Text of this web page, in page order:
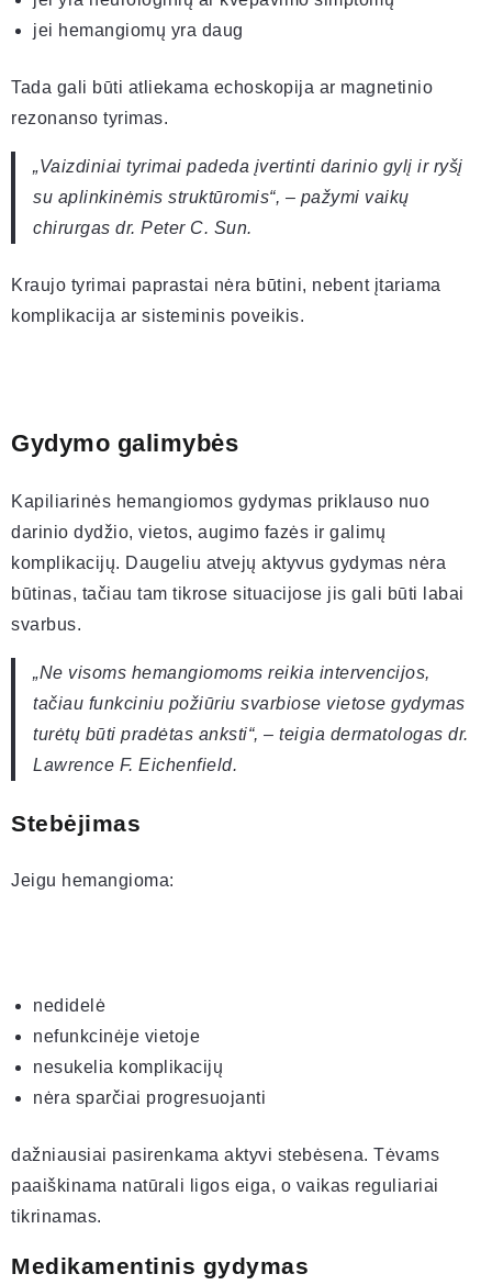
jei hemangiomų yra daug
Tada gali būti atliekama echoskopija ar magnetinio
rezonanso tyrimas.
„Vaizdiniai tyrimai padeda įvertinti darinio gylį ir ryšį
su aplinkinėmis struktūromis“, – pažymi vaikų
chirurgas dr. Peter C. Sun.
Kraujo tyrimai paprastai nėra būtini, nebent įtariama
komplikacija ar sisteminis poveikis.
Gydymo galimybės
Kapiliarinės hemangiomos gydymas priklauso nuo
darinio dydžio, vietos, augimo fazės ir galimų
komplikacijų. Daugeliu atvejų aktyvus gydymas nėra
būtinas, tačiau tam tikrose situacijose jis gali būti labai
svarbus.
„Ne visoms hemangiomoms reikia intervencijos,
tačiau funkciniu požiūriu svarbiose vietose gydymas
turėtų būti pradėtas anksti“, – teigia dermatologas dr.
Lawrence F. Eichenfield.
Stebėjimas
Jeigu hemangioma:
nedidelė
nefunkcinėje vietoje
nesukelia komplikacijų
nėra sparčiai progresuojanti
dažniausiai pasirenkama aktyvi stebėsena. Tėvams
paaiškinama natūrali ligos eiga, o vaikas reguliariai
tikrinamas.
Medikamentinis gydymas